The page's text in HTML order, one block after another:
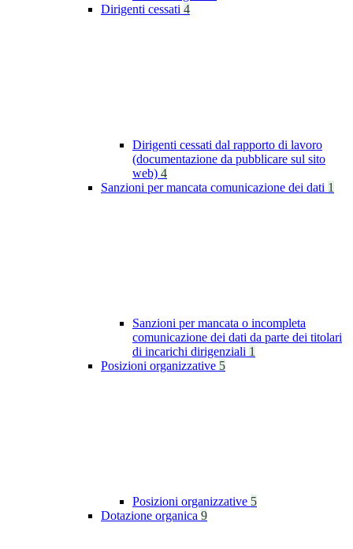
Dirigenti cessati 4
Dirigenti cessati dal rapporto di lavoro
(documentazione da pubblicare sul sito
web) 4
Sanzioni per mancata comunicazione dei dati 1
Sanzioni per mancata o incompleta
comunicazione dei dati da parte dei titolari
di incarichi dirigenziali 1
Posizioni organizzative 5
Posizioni organizzative 5
Dotazione organica 9